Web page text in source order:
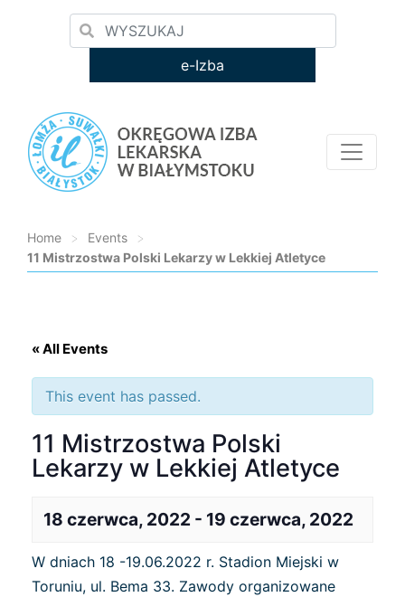
e-Izba
Home > Events
>
11 Mistrzostwa Polski Lekarzy w Lekkiej Atletyce
« All Events
This event has passed.
11 Mistrzostwa Polski
Lekarzy w Lekkiej Atletyce
18 czerwca, 2022 - 19 czerwca, 2022
W dniach 18 -19.06.2022 r. Stadion Miejski w
Toruniu, ul. Bema 33. Zawody organizowane